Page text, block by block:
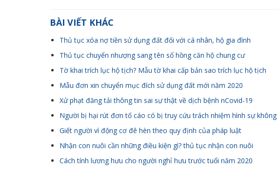
BÀI VIẾT KHÁC
Thủ tục xóa nợ tiền sử dụng đất đối với cá nhân, hộ gia đình
Thủ tục chuyển nhượng sang tên sổ hồng căn hộ chung cư
Tờ khai trích lục hộ tịch? Mẫu tờ khai cấp bản sao trích lục hộ tịch
Mẫu đơn xin chuyển mục đích sử dụng đất mới năm 2020
Xử phạt đăng tải thông tin sai sự thật về dịch bệnh nCovid-19
Người bị hại rút đơn tố cáo có bị truy cứu trách nhiệm hình sự không
Giết người vì động cơ đê hèn theo quy định của pháp luật
Nhận con nuôi cần những điều kiện gì? thủ tục nhận con nuôi
Cách tính lương hưu cho người nghỉ hưu trước tuổi năm 2020